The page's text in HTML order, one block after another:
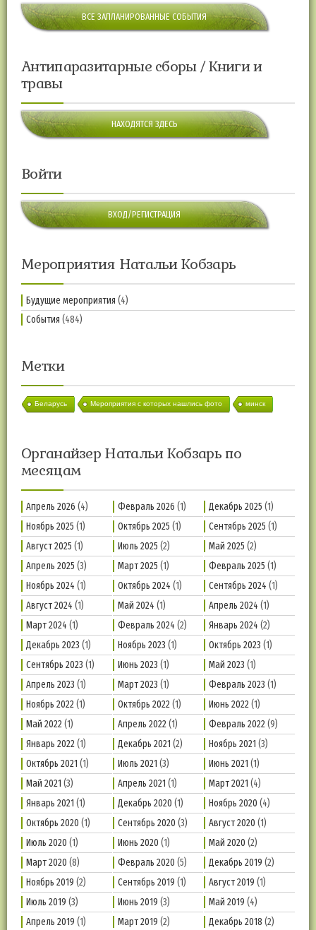
ВСЕ ЗАПЛАНИРОВАННЫЕ СОБЫТИЯ
Антипаразитарные сборы / Книги и
травы
НАХОДЯТСЯ ЗДЕСЬ
Войти
ВХОД/РЕГИСТРАЦИЯ
Мероприятия Натальи Кобзарь
Будущие мероприятия (4)
События (484)
Метки
Беларусь Мероприятия с которых нашлись фото минск
Органайзер Натальи Кобзарь по
месяцам
Апрель 2026 (4) Февраль 2026 (1) Декабрь 2025 (1)
Ноябрь 2025 (1) Октябрь 2025 (1) Сентябрь 2025 (1)
Август 2025 (1) Июль 2025 (2) Май 2025 (2)
Апрель 2025 (3) Март 2025 (1) Февраль 2025 (1)
Ноябрь 2024 (1) Октябрь 2024 (1) Сентябрь 2024 (1)
Август 2024 (1) Май 2024 (1) Апрель 2024 (1)
Март 2024 (1) Февраль 2024 (2) Январь 2024 (2)
Декабрь 2023 (1) Ноябрь 2023 (1) Октябрь 2023 (1)
Сентябрь 2023 (1) Июнь 2023 (1) Май 2023 (1)
Апрель 2023 (1) Март 2023 (1) Февраль 2023 (1)
Ноябрь 2022(1) Октябрь 2022(1) Июнь 2022(1)
Май 2022(1) Апрель 2022(1) Февраль 2022(9)
Январь 2022(1) Декабрь 2021 (2) Ноябрь 2021 (3)
Октябрь 2021 (1) Июль 2021 (3) Июнь 2021 (1)
Май 2021 (3) Апрель 2021 (1) Март 2021 (4)
Январь 2021 (1) Декабрь 2020 (1) Ноябрь 2020 (4)
Октябрь 2020 (1) Сентябрь 2020 (3) Август 2020 (1)
Июль 2020 (1) Июнь 2020 (1) Май 2020 (2)
Март 2020 (8) Февраль 2020 (5) Декабрь 2019 (2)
Ноябрь 2019 (2) Сентябрь 2019 (1) Август 2019 (1)
Июль 2019 (3) Июнь 2019 (3) Май 2019 (4)
Апрель 2019 (1) Март 2019 (2) Декабрь 2018 (2)